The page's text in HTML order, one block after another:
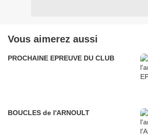
Vous aimerez aussi
PROCHAINE EPREUVE DU CLUB
BOUCLES de l'ARNOULT